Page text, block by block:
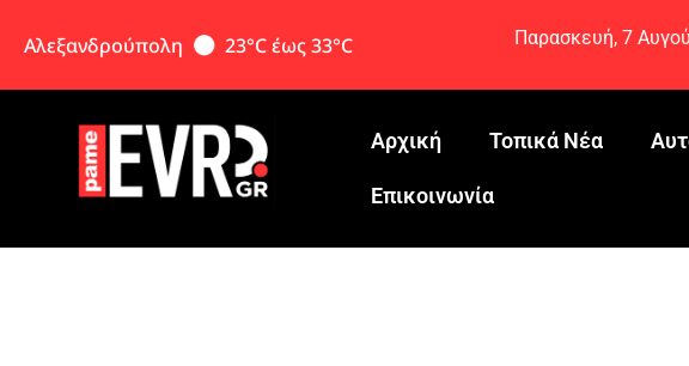
Αλεξανδρούπολη 23°C έως 33°C Παρασκευή, 7
Αρχική Τοπικά Νέα
Eπικοινωνία